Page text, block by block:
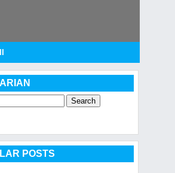
POSTS